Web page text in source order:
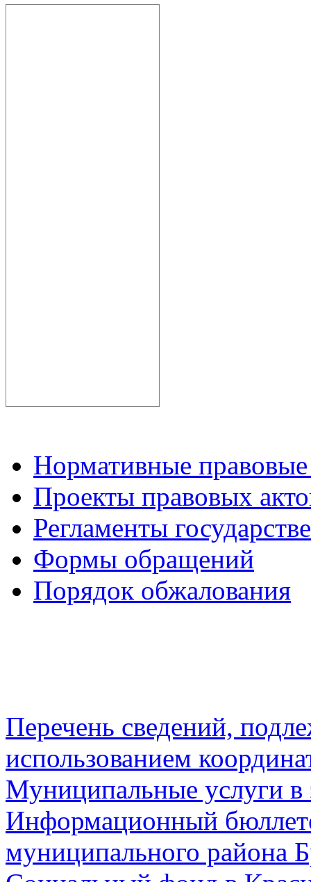
Нормативные
Проекты правовых
Регламенты
Формы обращений
Порядок обжалования
Перечень сведений,
использованием
Муниципальные услуги в
Информационный
муниципального района